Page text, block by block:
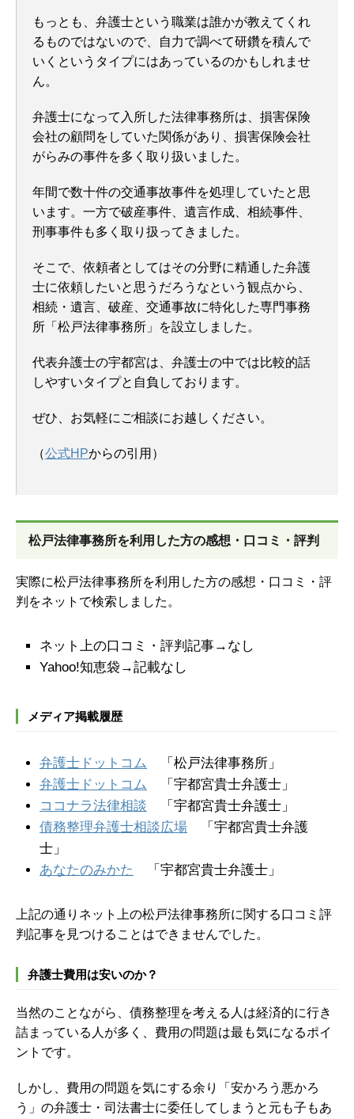
もっとも、弁護士という職業は誰かが教えてくれ
るものではないので、自力で調べて研鑽を積んで
いくというタイプにはあっているのかもしれませ
ん。
弁護士になって入所した法律事務所は、損害保険
会社の顧問をしていた関係があり、損害保険会社
がらみの事件を多く取り扱いました。
年間で数十件の交通事故事件を処理していたと思
います。一方で破産事件、遺言作成、相続事件、
刑事事件も多く取り扱ってきました。
そこで、依頼者としてはその分野に精通した弁護
士に依頼したいと思うだろうなという観点から、
相続・遺言、破産、交通事故に特化した専門事務
所「松戸法律事務所」を設立しました。
代表弁護士の宇都宮は、弁護士の中では比較的話
しやすいタイプと自負しております。
ぜひ、お気軽にご相談にお越しください。
（公式HPからの引用）
松戸法律事務所を利用した方の感想・口コミ・評判
実際に松戸法律事務所を利用した方の感想・口コミ・評
判をネットで検索しました。
ネット上の口コミ・評判記事→なし
Yahoo!知恵袋→記載なし
メディア掲載履歴
弁護士ドットコム 「松戸法律事務所」
弁護士ドットコム 「宇都宮貴士弁護士」
ココナラ法律相談 「宇都宮貴士弁護士」
債務整理弁護士相談広場 「宇都宮貴士弁護
士」
あなたのみかた
「宇都宮貴士弁護士」
上記の通りネット上の松戸法律事務所に関する口コミ評
判記事を見つけることはできませんでした。
弁護士費用は安いのか？
当然のことながら、債務整理を考える人は経済的に行き
詰まっている人が多く、費用の問題は最も気になるポイ
ントです。
しかし、費用の問題を気にする余り「安かろう悪かろ
う」の弁護士・司法書士に委任してしまうと元も子もあ